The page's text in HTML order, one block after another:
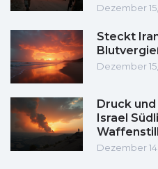
Dezember
Steckt
Dezember
Druck
Israel
Dezember